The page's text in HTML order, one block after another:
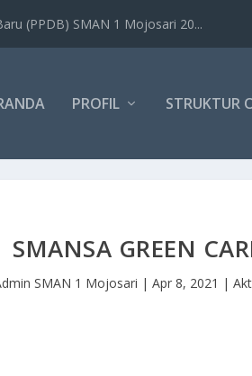
(PPDB) SMAN 1 Mojosari 20...
PROFIL STRUKTUR
SMANSA GREEN
SMAN 1 Mojosari |Apr 8, 2021 |